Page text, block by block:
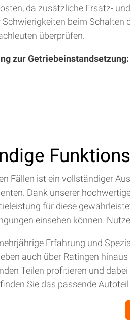
da zusätzliche Ersatz-
beim Schalten
überprüfen.
zur Getriebeinstandsetzung:
Fällen ist ein vollständiger
Dank unserer
für diese
einsehen können.
Erfahrung und
auch über Ratingen
Teilen profitieren und
Sie das passende